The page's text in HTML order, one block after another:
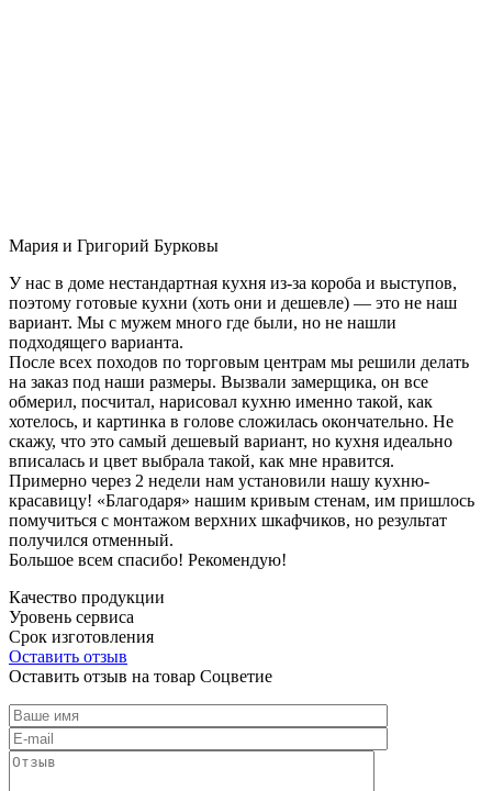
Мария и Григорий Бурковы
У нас в доме нестандартная кухня из-за короба и выступов,
поэтому готовые кухни (хоть они и дешевле) — это не наш
вариант. Мы с мужем много где были, но не нашли
подходящего варианта.
После всех походов по торговым центрам мы решили делать
на заказ под наши размеры. Вызвали замерщика, он все
обмерил, посчитал, нарисовал кухню именно такой, как
хотелось, и картинка в голове сложилась окончательно. Не
скажу, что это самый дешевый вариант, но кухня идеально
вписалась и цвет выбрала такой, как мне нравится.
Примерно через 2 недели нам установили нашу кухню-
красавицу! «Благодаря» нашим кривым стенам, им пришлось
помучиться с монтажом верхних шкафчиков, но результат
получился отменный.
Большое всем спасибо! Рекомендую!
Качество продукции
Уровень сервиса
Срок изготовления
Оставить отзыв
Оставить отзыв на товар Соцветие